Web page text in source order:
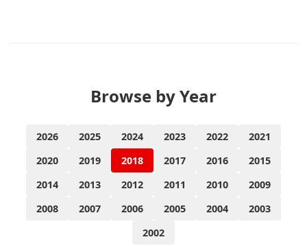
Browse by Year
2026 2025 2024 2023 2022
2021
2020
2019 2018 2017 2016
2015
2014
2013 2012 2011 2010
2009
2008
2007 2006 2005 2004
2003
2002